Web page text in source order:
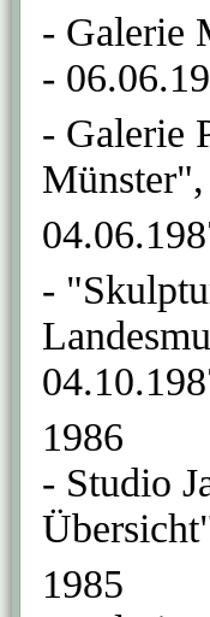
- Galerie
-
- Galerie
-
1986
- Studio
1985